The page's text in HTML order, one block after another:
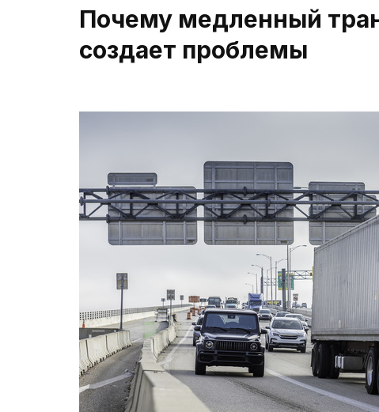
Почему медленный
создает проблемы